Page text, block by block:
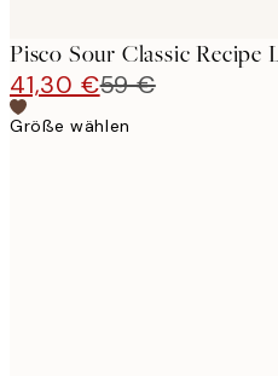
Pisco Sour Classic Recipe
41,30 €59 €
Größe wählen